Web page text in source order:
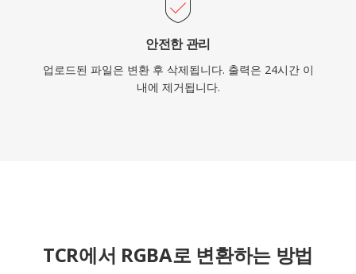
안전한 관리
업로드된 파일은 변환 후 삭제됩니다. 출력은 24시간 이
내에 제거됩니다.
TCR에서 RGBA로 변환하는 방법